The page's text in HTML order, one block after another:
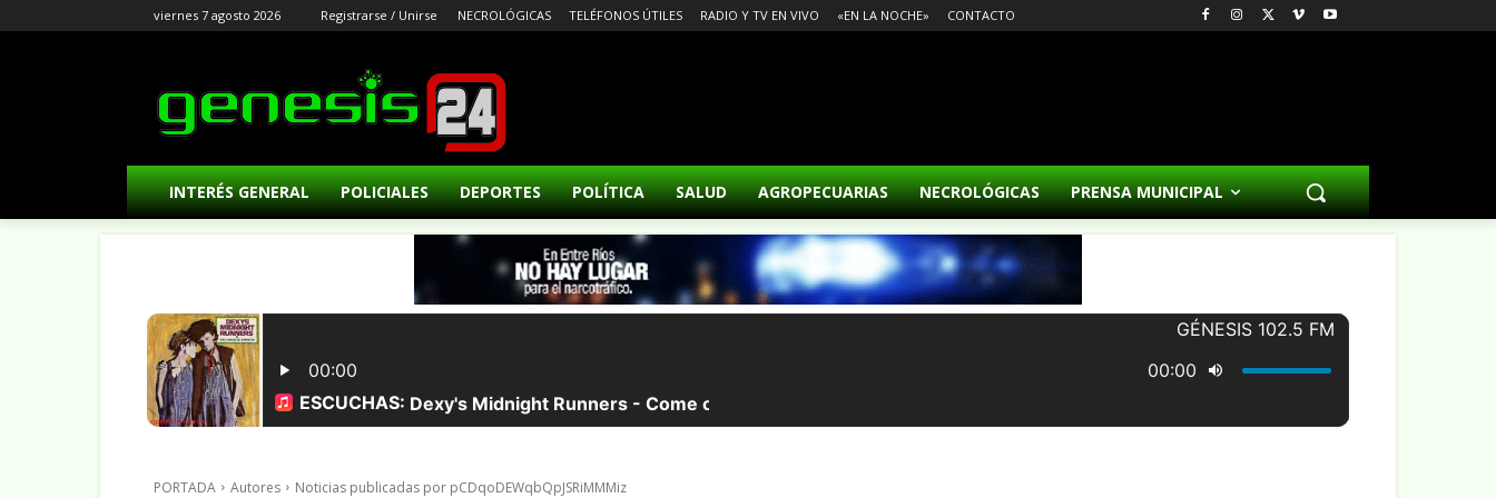
viernes 7 agosto 2026 Registrarse / Unirse NECROLÓGICAS TELÉFONOS ÚTILES RADIO Y TV EN VIVO «EN LA NOCHE» CONTACTO
INTERÉS GENERAL POLICIALES DEPORTES POLÍTICA SALUD AGROPECUARIAS NECROLÓGICAS PRENSA MUNICIPAL
PORTADA Autores Noticias publicadas por pCDqoDEWqbQpJSRiMMMiz